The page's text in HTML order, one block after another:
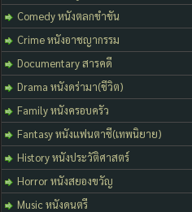
Comedy หนังตลกขำขัน
Crime หนังอาชญากรรม
Documentary สารคดี
Drama หนังดร่ามา(ชีวิต)
Family หนังครอบครัว
Fantasy หนังแฟนตาซี(เทพนิยาย)
History หนังประวัติศาสตร์
Horror หนังสยองขวัญ
Music หนังดนตรี